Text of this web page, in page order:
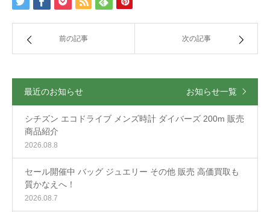
前の記事 次の記事
最近のお知らせ お知らせ一覧
シチズン エコドライブ メンズ時計 ダイバーズ 200m 販売
商品紹介
2026.08.8
セール開催中 バッグ ジュエリー その他 販売 高価買取も
質かなえへ！
2026.08.7